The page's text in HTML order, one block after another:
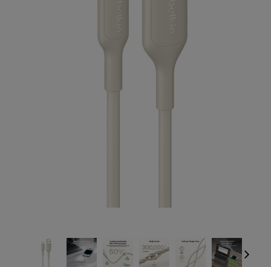
Next